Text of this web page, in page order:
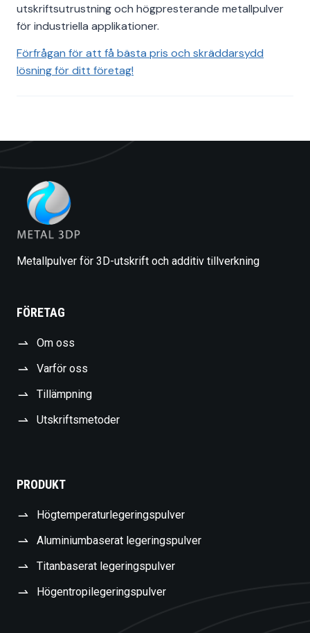
utskriftsutrustning och högpresterande metallpulver
för industriella applikationer.
Förfrågan för att få bästa pris och skräddarsydd
lösning för ditt företag!
Metallpulver för 3D-utskrift och additiv tillverkning
FÖRETAG
Om oss
Varför oss
Tillämpning
Utskriftsmetoder
PRODUKT
Högtemperaturlegeringspulver
Aluminiumbaserat legeringspulver
Titanbaserat legeringspulver
Högentropilegeringspulver